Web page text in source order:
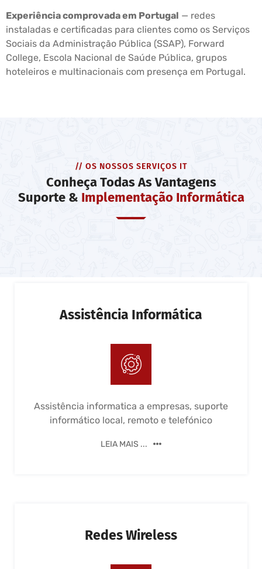
Experiência comprovada em Portugal — redes
instaladas e certificadas para clientes como os Serviços
Sociais da Administração Pública (SSAP), Forward
College, Escola Nacional de Saúde Pública, grupos
hoteleiros e multinacionais com presença em Portugal.
// OS NOSSOS SERVIÇOS IT
Conheça Todas As Vantagens
Suporte & Implementação Informática
Assistência Informática
Assistência informatica a empresas, suporte
informático local, remoto e telefónico
LEIA MAIS ...
Redes Wireless